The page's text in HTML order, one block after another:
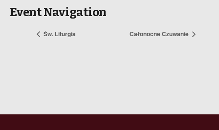
Event Navigation
Św. Liturgia Całonocne Czuwanie